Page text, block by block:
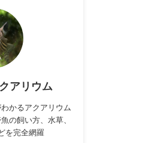
アリウム
かるアクアリウム
の飼い方、水草、
を完全網羅